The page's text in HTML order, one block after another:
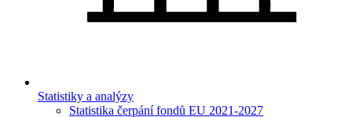
Statistiky a analýzy
Statistika čerpání fondů EU 2021-2027